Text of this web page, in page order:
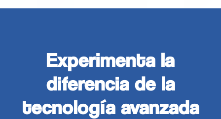
Experimenta la
diferencia de la
tecnología avanzada